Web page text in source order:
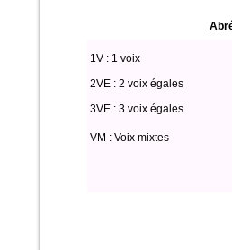
1V : 1 voix
2VE : 2 voix égales
3VE : 3 voix égales
VM : Voix mixtes